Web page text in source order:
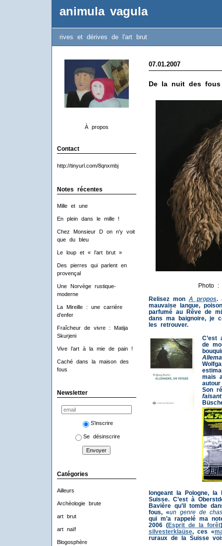
animula vagula
rives et dérives de l'art brut
À propos
Contact
http://tinyurl.com/8qnxmbj
Notes récentes
Mille et une
En plein dans le mille !
Chez Monsieur D on n’y voit
que du bleu
Le loup et « l’art brut »
Des pierres qui parlent en
provençal
Une Norvège rustique-
moderne
La Mireille : une carrière
d’enfer
Fraîcheur de vivre : Matija
Skurjeni
Vive l’art à la mie de pain !
Caché dans la maison des
fous
Newsletter
S'inscrire
Se désinscrire
Catégories
Ailleurs
Archéologie brute
art brut
art naïf
Blogosphère
07.01.2007
De la nuit des fous
Photo :
Relisez mon A propos.
mauvaise langue,
parfumé au Rêve de
dans ma baignoire, je
les retrouver.
C’est
de
mais
Son
faisant
longeant la Pologne, la
Suisse. C’est à
Bavière qu’il tombe
fous, «un genre de
qui m’a rappelé ma
2006 (Esprit de la forêt
silvesterklaüse, ces «
ruraux de la Suisse